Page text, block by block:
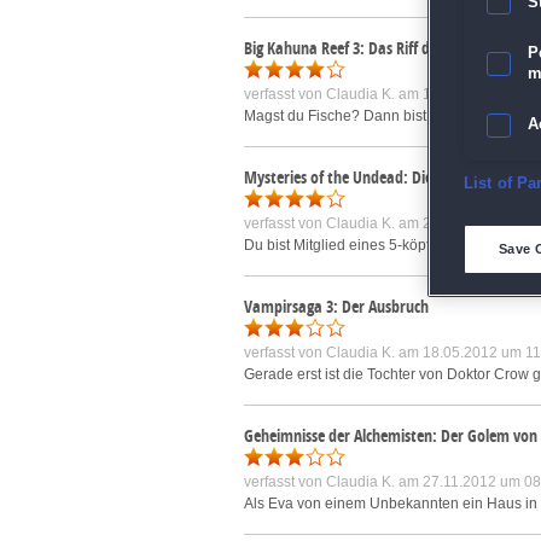
Big Kahuna Reef 3: Das Riff der Götter
verfasst von Claudia K. am 14.12.2012 um
Magst du Fische? Dann bist du bei Big
Mysteries of the Undead: Die verfluchte Insel
verfasst von Claudia K. am 28.06.2013 um
Du bist Mitglied eines 5-köpfigen
Vampirsaga 3: Der Ausbruch
verfasst von Claudia K. am 18.05.2012 um
Gerade erst ist die Tochter von Doktor Crow
Geheimnisse der Alchemisten: Der Golem
verfasst von Claudia K. am 27.11.2012 um
Als Eva von einem Unbekannten ein Haus
List of
Save